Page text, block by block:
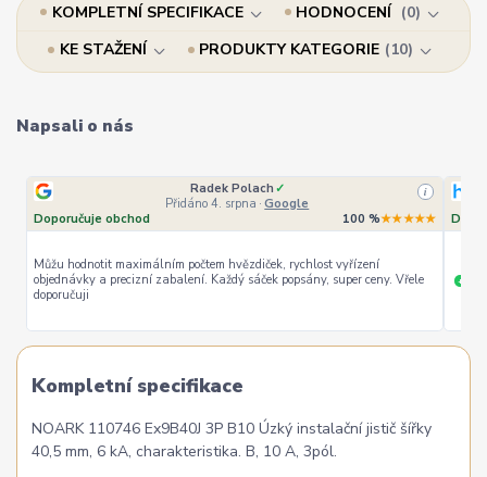
KOMPLETNÍ SPECIFIKACE HODNOCENÍ
0
KE STAŽENÍ
PRODUKTY KATEGORIE 10
Napsali o nás
Radek Polach ✓
Přidáno 4. srpna · Google
i
Doporučuje obchod 100 %★★★★★
Můžu hodnotit maximálním počtem hvězdiček, rychlost vyřízení
objednávky a precizní zabalení. Každý sáček popsány, super ceny. Vřele
doporučuji
+
Kompletní specifikace
NOARK 110746 Ex9B40J 3P B10 Úzký instalační jistič šířky
40,5 mm, 6 kA, charakteristika. B, 10 A, 3pól.